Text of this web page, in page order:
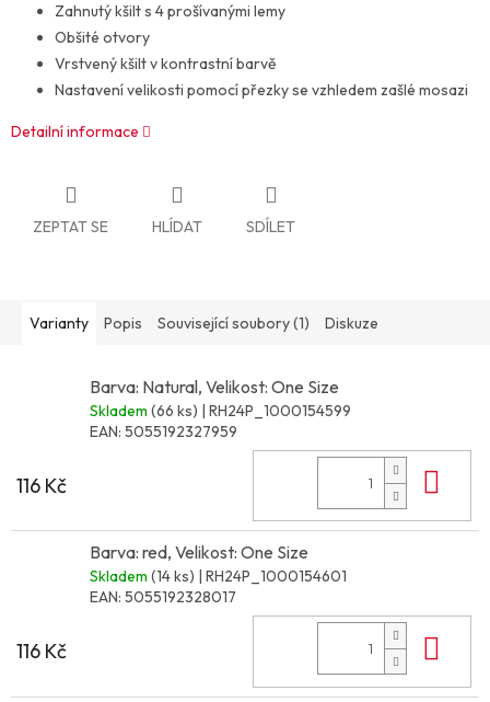
Zahnutý kšilt s 4 prošívanými lemy
Obšité otvory
Vrstvený kšilt v kontrastní barvě
Nastavení velikosti pomocí přezky se vzhledem zašlé mosazi
Detailní informace
ZEPTAT SE HLÍDAT SDÍLET
Varianty Popis Související soubory (1) Diskuze
Barva: Natural, Velikost: One Size
Skladem (66 ks) | RH24P_1000154599
EAN: 5055192327959
116 Kč
Barva: red, Velikost: One Size
Skladem (14 ks) | RH24P_1000154601
EAN: 5055192328017
116 Kč